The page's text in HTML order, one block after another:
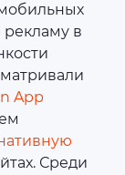
рекламу в
App
Среди